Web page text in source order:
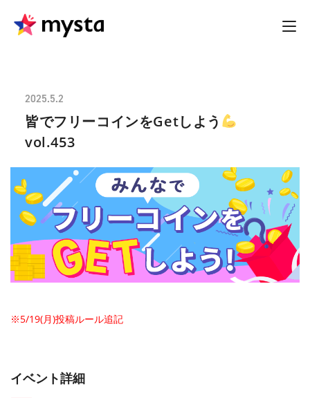
2025.5.2
皆でフリーコインをGetしよう
vol.453
※5/19(月)投稿ルール追記
イベント詳細